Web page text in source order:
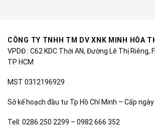
CÔNG TY TNHH TM DV XNK MINH HÒA
VPDĐ : C62 KDC Thới AN, Đường Lê Thị Riêng,
TP HCM
MST 0312196929
Sở kế hoạch đầu tư Tp Hồ Chí Minh – Cấp
Tell: 0286.250 2299 – 0982 666 352